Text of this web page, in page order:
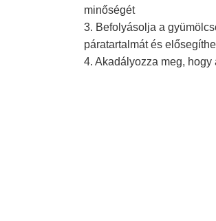
minőségét
3. Befolyásolja a
páratartalmát és
4. Akadályozza meg,